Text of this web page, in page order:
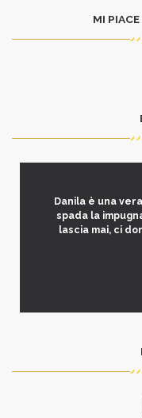
MI
Danila è una
spada la
lascia mai, ci